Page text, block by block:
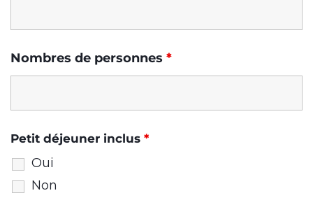
Nombres de personnes *
Petit déjeuner inclus *
Oui
Non